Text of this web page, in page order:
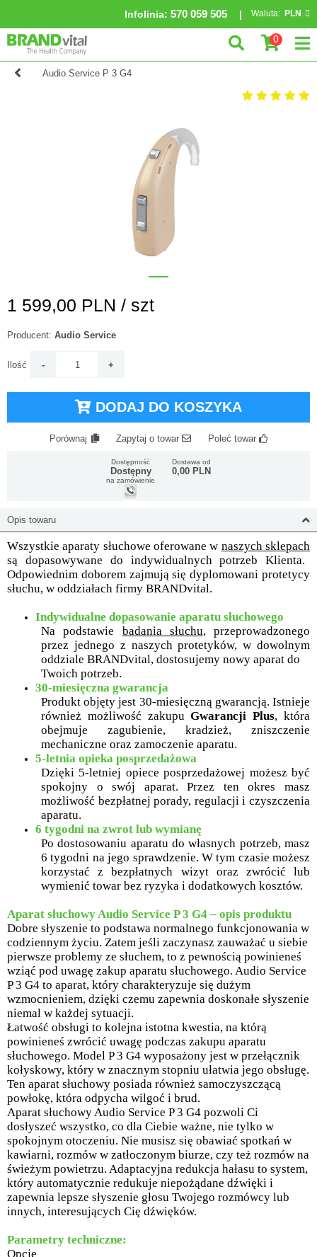
Infolinia: 570 059 505 Waluta: PLN
0
Audio Service P 3 G4
1 599,00 PLN / szt
Producent: Audio Service
Ilość
DODAJ DO KOSZYKA
Porównaj Zapytaj o towar Poleć towar
Dostępność
Dostępny
na zamówienie
Dostawa od
0,00 PLN
Opis towaru
Wszystkie aparaty słuchowe oferowane w naszych sklepach
są dopasowywane do indywidualnych potrzeb Klienta.
Odpowiednim doborem zajmują się dyplomowani protetycy
słuchu, w oddziałach firmy BRANDvital.
Indywidualne dopasowanie aparatu słuchowego
Na podstawie badania słuchu, przeprowadzonego
przez jednego z naszych protetyków, w dowolnym
oddziale BRANDvital, dostosujemy nowy aparat do
Twoich potrzeb.
30-miesięczna gwarancja
Produkt objęty jest 30-miesięczną gwarancją. Istnieje
również możliwość zakupuGwarancji Plus, która
obejmuje zagubienie, kradzież, zniszczenie
mechaniczne oraz zamoczenie aparatu.
5-letnia opieka posprzedażowa
Dzięki 5-letniej opiece posprzedażowej możesz być
spokojny o swój aparat. Przez ten okres masz
możliwość bezpłatnej porady, regulacji i czyszczenia
aparatu.
6 tygodni na zwrot lub wymianę
Po dostosowaniu aparatu do własnych potrzeb, masz
6 tygodni na jego sprawdzenie. W tym czasie możesz
korzystać z bezpłatnych wizyt oraz zwrócić lub
wymienić towar bez ryzyka i dodatkowych kosztów.
Aparat słuchowy Audio Service P 3 G4 – opis produktu
Dobre słyszenie to podstawa normalnego funkcjonowania w
codziennym życiu. Zatem jeśli zaczynasz zauważać u siebie
pierwsze problemy ze słuchem, to z pewnością powinieneś
wziąć pod uwagę zakup aparatu słuchowego. Audio Service
P 3 G4 to aparat, który charakteryzuje się dużym
wzmocnieniem, dzięki czemu zapewnia doskonałe słyszenie
niemal w każdej sytuacji.
Łatwość obsługi to kolejna istotna kwestia, na którą
powinieneś zwrócić uwagę podczas zakupu aparatu
słuchowego. Model P 3 G4 wyposażony jest w przełącznik
kołyskowy, który w znacznym stopniu ułatwia jego obsługę.
Ten aparat słuchowy posiada również samoczyszczącą
powłokę, która odpycha wilgoć i brud.
Aparat słuchowy Audio Service P 3 G4 pozwoli Ci
dosłyszeć wszystko, co dla Ciebie ważne, nie tylko w
spokojnym otoczeniu. Nie musisz się obawiać spotkań w
kawiarni, rozmów w zatłoczonym biurze, czy też rozmów na
świeżym powietrzu. Adaptacyjna redukcja hałasu to system,
który automatycznie redukuje niepożądane dźwięki i
zapewnia lepsze słyszenie głosu Twojego rozmówcy lub
innych, interesujących Cię dźwięków.
Parametry techniczne:
Opcje